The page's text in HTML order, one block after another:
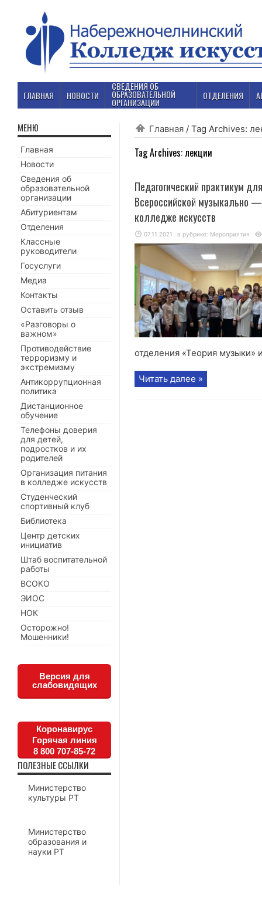
ГЛАВНАЯ НОВОСТИ
СВЕДЕНИЯ ОБ
ОБРАЗОВАТЕЛЬНОЙ
ОРГАНИЗАЦИИ
ОТДЕЛЕНИЯ
Главная / Tag Archives:
Tag Archives:лекции
Педагогический практикум
Всероссийской музыкально
колледже искусств
07.11.2021 в рубрике: Мероприятия
отделения «Теория
Читать далее »
МЕНЮ
Главная
Новости
Сведения об
образовательной
организации
Абитуриентам
Отделения
Классные
руководители
Госуслуги
Медиа
Контакты
Оставить отзыв
«Разговоры о
важном»
Противодействие
терроризму и
экстремизму
Антикоррупционная
политика
Дистанционное
обучение
Телефоны доверия
для детей,
подростков и их
родителей
Организация питания
в колледже искусств
Студенческий
спортивный клуб
Библиотека
Центр детских
инициатив
Штаб воспитательной
работы
ВСОКО
ЭИОС
НОК
Осторожно!
Мошенники!
Версия для
слабовидящих
Коронавирус
Горячая линия
8 800 707-85-72
ПОЛЕЗНЫЕ ССЫЛКИ
Министерство
культуры РТ
Министерство
образования и
науки РТ